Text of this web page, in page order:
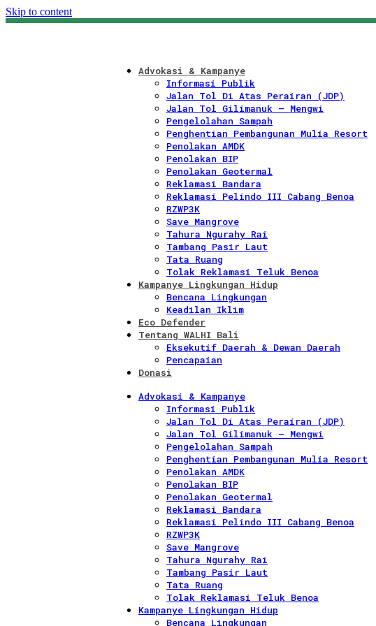
Skip to content
Advokasi & Kampanye
Informasi Publik
Jalan Tol Di Atas Perairan (JDP)
Jalan Tol Gilimanuk – Mengwi
Pengelolahan Sampah
Penghentian Pembangunan Mulia Resort
Penolakan AMDK
Penolakan BIP
Penolakan Geotermal
Reklamasi Bandara
Reklamasi Pelindo III Cabang Benoa
RZWP3K
Save Mangrove
Tahura Ngurahy Rai
Tambang Pasir Laut
Tata Ruang
Tolak Reklamasi Teluk Benoa
Kampanye Lingkungan Hidup
Bencana Lingkungan
Keadilan Iklim
Eco Defender
Tentang WALHI Bali
Eksekutif Daerah & Dewan Daerah
Pencapaian
Donasi
Advokasi & Kampanye
Informasi Publik
Jalan Tol Di Atas Perairan (JDP)
Jalan Tol Gilimanuk – Mengwi
Pengelolahan Sampah
Penghentian Pembangunan Mulia Resort
Penolakan AMDK
Penolakan BIP
Penolakan Geotermal
Reklamasi Bandara
Reklamasi Pelindo III Cabang Benoa
RZWP3K
Save Mangrove
Tahura Ngurahy Rai
Tambang Pasir Laut
Tata Ruang
Tolak Reklamasi Teluk Benoa
Kampanye Lingkungan Hidup
Bencana Lingkungan